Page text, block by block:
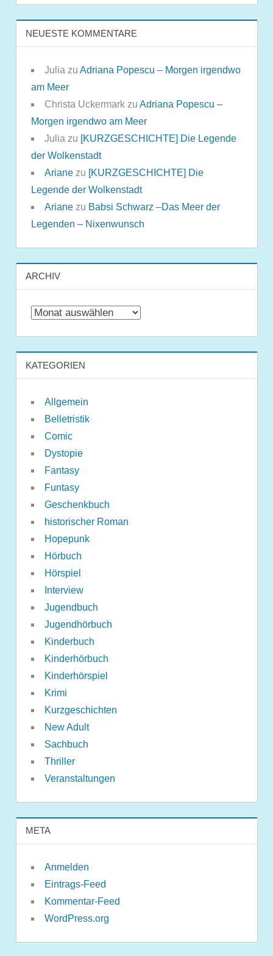
NEUESTE KOMMENTARE
Julia zu Adriana Popescu – Morgen irgendwo
am Meer
Christa Uckermarkzu Adriana Popescu –
Morgen irgendwo am Meer
Julia zu [KURZGESCHICHTE] Die Legende
der Wolkenstadt
Arianezu [KURZGESCHICHTE] Die
Legende der Wolkenstadt
Arianezu Babsi Schwarz –Das Meer der
Legenden – Nixenwunsch
ARCHIV
Archiv
KATEGORIEN
Allgemein
Belletristik
Comic
Dystopie
Fantasy
Funtasy
Geschenkbuch
historischer Roman
Hopepunk
Hörbuch
Hörspiel
Interview
Jugendbuch
Jugendhörbuch
Kinderbuch
Kinderhörbuch
Kinderhörspiel
Krimi
Kurzgeschichten
New Adult
Sachbuch
Thriller
Veranstaltungen
META
Anmelden
Eintrags-Feed
Kommentar-Feed
WordPress.org